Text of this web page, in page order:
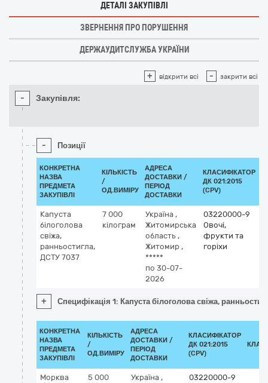
ДЕТАЛІ ЗАКУПІВЛІ
ЗВЕРНЕННЯ ПРО ПОРУШЕННЯ
ДЕРЖАУДИТСЛУЖБА УКРАЇНИ
+ відкрити всі - закрити всі
- Закупівля:
- Позиції
КОНКРЕТНА
НАЗВА
ПРЕДМЕТА
ЗАКУПІВЛІ
КІЛЬКІСТЬ
/
ОД.ВИМІРУ
АДРЕСА
ДОСТАВКИ /
ПЕРІОД
ДОСТАВКИ
КЛАСИФІКАТОР
ДК 021:2015
(CPV)
Капуста
білоголова
свіжа,
ранньостигла,
ДСТУ 7037
7 000
кілограм
Україна ,
Житомирська
область ,
Житомир ,
*****
по 30-07-
2026
03220000-9
Овочі,
фрукти та
горіхи
+ Специфікація 1: Капуста білоголова свіжа,
КОНКРЕТНА
НАЗВА
ПРЕДМЕТА
ЗАКУПІВЛІ
КІЛЬКІСТЬ
/
ОД.ВИМІРУ
АДРЕСА
ДОСТАВКИ /
ПЕРІОД
ДОСТАВКИ
КЛАСИФІКАТОР
ДК 021:2015
(CPV)
Морква
5 000
Україна ,
03220000-9